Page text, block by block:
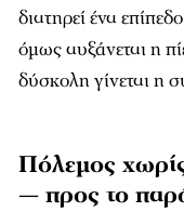
διατηρεί ένα
όμως αυξάνεται η
δύσκολη γίνεται η
Πόλεμος
— προς το